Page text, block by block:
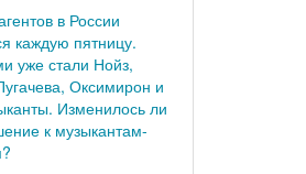
в России
каждую пятницу.
уже стали Нойз,
Оксимирон и
Изменилось ли
к музыкантам-